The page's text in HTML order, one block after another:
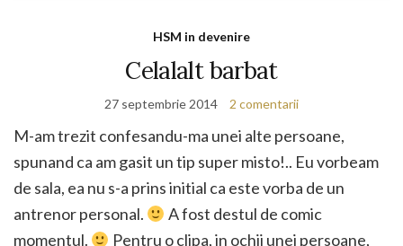
HSM in devenire
Celalalt barbat
27 septembrie 2014 2 comentarii
M-am trezit confesandu-ma unei alte persoane,
spunand ca am gasit un tip super misto!.. Eu vorbeam
de sala, ea nu s-a prins initial ca este vorba de un
antrenor personal.
A fost destul de comic
momentul.
Pentru o clipa, in ochii unei persoane,